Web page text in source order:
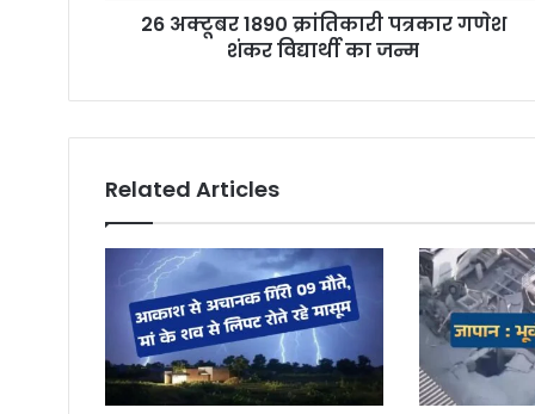
r
26 अक्टूबर 1890 क्रांतिकारी पत्रकार गणेश
शंकर विद्यार्थी का जन्म
Related Articles